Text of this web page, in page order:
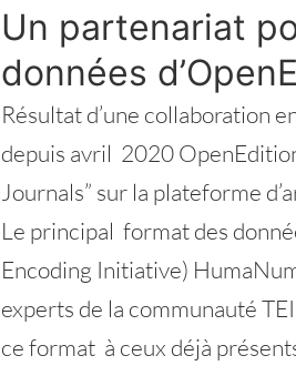
Un partenariat
données
Résultat d’une collaboration
depuis avril 2020
Journals” sur la plateforme
Le principal format des
Encoding Initiative)
experts de la communauté
ce format à ceux déjà